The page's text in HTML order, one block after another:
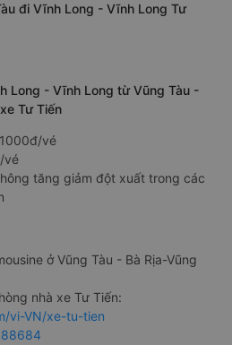
đi Vĩnh Long - Vĩnh Long Tư
Long - Vĩnh Long từ Vũng Tàu -
Tư Tiến
vé
vé
tăng giảm đột xuất trong các
ở Vũng Tàu - Bà Rịa-Vũng
nhà xe Tư Tiến:
vi-VN/xe-tu-tien